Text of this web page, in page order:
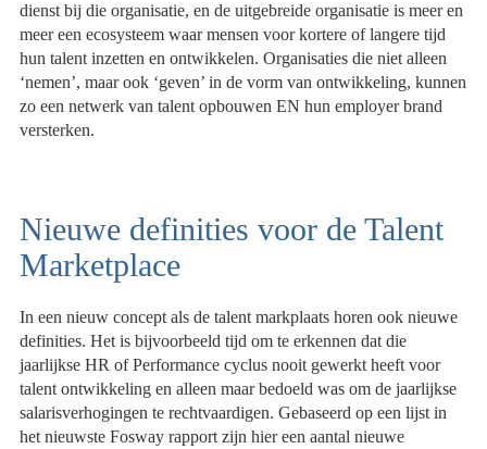
dienst bij die organisatie, en de uitgebreide organisatie is meer en
meer een ecosysteem waar mensen voor kortere of langere tijd
hun talent inzetten en ontwikkelen. Organisaties die niet alleen
‘nemen’, maar ook ‘geven’ in de vorm van ontwikkeling, kunnen
zo een netwerk van talent opbouwen EN hun employer brand
versterken.
Nieuwe definities voor de Talent
Marketplace
In een nieuw concept als de talent markplaats horen ook nieuwe
definities. Het is bijvoorbeeld tijd om te erkennen dat die
jaarlijkse HR of Performance cyclus nooit gewerkt heeft voor
talent ontwikkeling en alleen maar bedoeld was om de jaarlijkse
salarisverhogingen te rechtvaardigen. Gebaseerd op een lijst in
het nieuwste Fosway rapport zijn hier een aantal nieuwe